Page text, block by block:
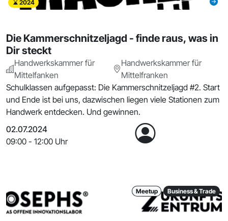
2024
Die Kammerschnitzeljagd - finde raus, was in
Dir steckt
Handwerkskammer für
Mittelfanken
Handwerkskammer für
Mittelfranken
Schulklassen aufgepasst: Die Kammerschnitzeljagd #2. Start
und Ende ist bei uns, dazwischen liegen viele Stationen zum
Handwerk entdecken. Und gewinnen.
02.07.2024
09:00 - 12:00 Uhr
Meetup Business & Trade